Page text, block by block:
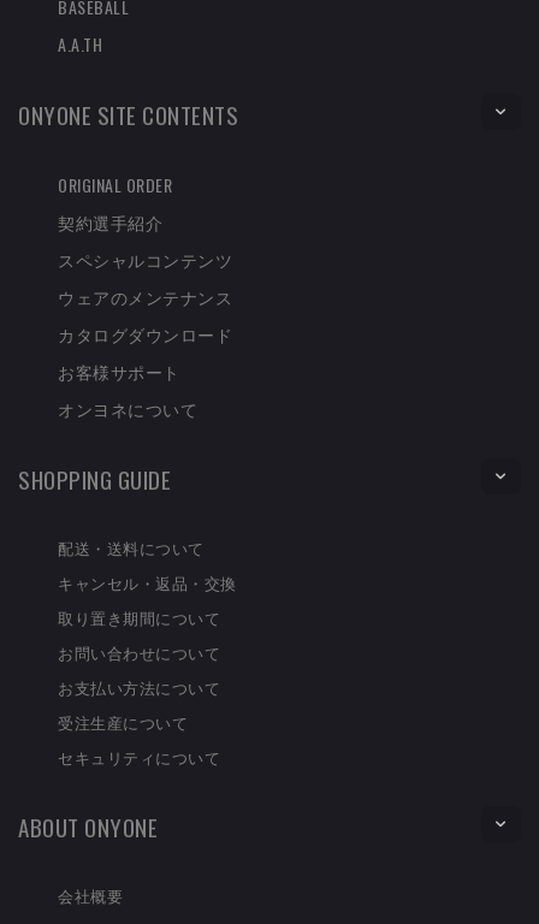
BASEBALL
A.A.TH
ONYONE SITE CONTENTS
ORIGINAL ORDER
契約選手紹介
スペシャルコンテンツ
ウェアのメンテナンス
カタログダウンロード
お客様サポート
オンヨネについて
SHOPPING GUIDE
配送・送料について
キャンセル・返品・交換
取り置き期間について
お問い合わせについて
お支払い方法について
受注生産について
セキュリティについて
ABOUT ONYONE
会社概要